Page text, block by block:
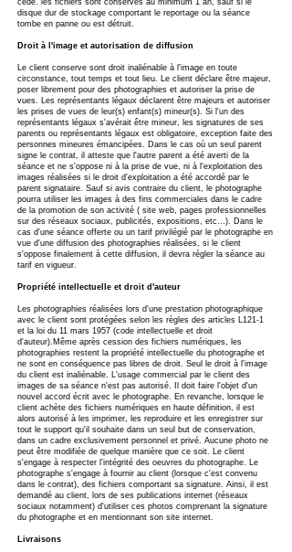
cédé. les fichiers sont conservés au minimum 1 an, sauf si le
disque dur de stockage comportant le reportage ou la séance
tombe en panne ou est détruit.
Droit à l'image et autorisation de diffusion
Le client conserve sont droit inaliénable à l'image en toute
circonstance, tout temps et tout lieu. Le client déclare être majeur,
poser librement pour des photographies et autoriser la prise de
vues. Les représentants légaux déclarent être majeurs et autoriser
les prises de vues de leur(s) enfant(s) mineur(s). Si l'un des
représentants légaux s'avérait être mineur, les signatures de ses
parents ou représentants légaux est obligatoire, exception faite des
personnes mineures émancipées. Dans le cas où un seul parent
signe le contrat, il atteste que l'autre parent a été averti de la
séance et ne s'oppose ni à la prise de vue, ni à l'exploitation des
images réalisées si le droit d'exploitation a été accordé par le
parent signataire. Sauf si avis contraire du client, le photographe
pourra utiliser les images à des fins commerciales dans le cadre
de la promotion de son activité ( site web, pages professionnelles
sur des réseaux sociaux, publicités, expositions, etc...). Dans le
cas d'une séance offerte ou un tarif privilégié par le photographe en
vue d'une diffusion des photographies réalisées, si le client
s'oppose finalement à cette diffusion, il devra régler la séance au
tarif en vigueur.
Propriété intellectuelle et droit d'auteur
Les photographies réalisées lors d'une prestation photographique
avec le client sont protégées selon les règles des articles L121-1
et la loi du 11 mars 1957 (code intellectuelle et droit
d'auteur).Même après cession des fichiers numériques, les
photographies restent la propriété intellectuelle du photographe et
ne sont en conséquence pas libres de droit. Seul le droit à l'image
du client est inaliénable. L'usage commercial par le client des
images de sa séance n'est pas autorisé. Il doit faire l'objet d'un
nouvel accord écrit avec le photographe. En revanche, lorsque le
client achète des fichiers numériques en haute définition, il est
alors autorisé à les imprimer, les reproduire et les enregistrer sur
tout le support qu'il souhaite dans un seul but de conservation,
dans un cadre exclusivement personnel et privé. Aucune photo ne
peut être modifiée de quelque manière que ce soit. Le client
s'engage à respecter l'intégrité des oeuvres du photographe. Le
photographe s'engage à fournir au client (lorsque c'est convenu
dans le contrat), des fichiers comportant sa signature. Ainsi, il est
demandé au client, lors de ses publications internet (réseaux
sociaux notamment) d'utiliser ces photos comprenant la signature
du photographe et en mentionnant son site internet.
Livraisons